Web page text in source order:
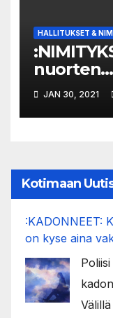
HALLITUKSET &
nuorten
Sofieva
JAN 30, 2021
Kotimaan
:KADONNEET:
on kyse aina